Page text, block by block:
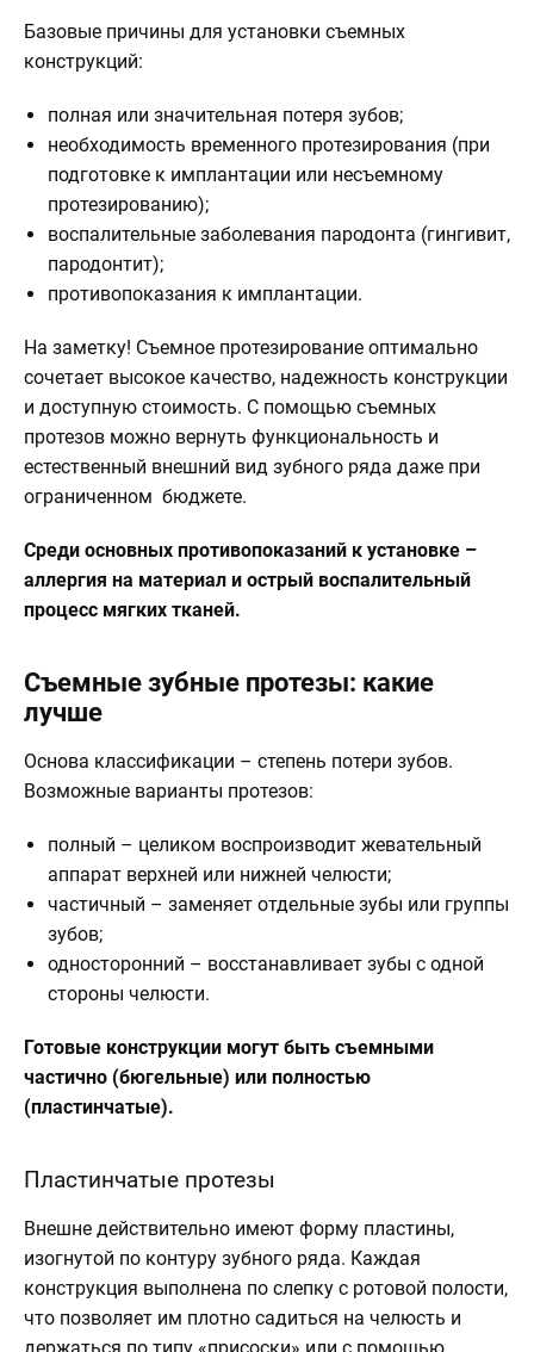
Базовые причины для установки съемных
конструкций:
полная или значительная потеря зубов;
необходимость временного протезирования (при
подготовке к имплантации или несъемному
протезированию);
воспалительные заболевания пародонта (гингивит,
пародонтит);
противопоказания к имплантации.
На заметку! Съемное протезирование оптимально
сочетает высокое качество, надежность конструкции
и доступную стоимость. С помощью съемных
протезов можно вернуть функциональность и
естественный внешний вид зубного ряда даже при
ограниченном бюджете.
Среди основных противопоказаний к установке –
аллергия на материал и острый воспалительный
процесс мягких тканей.
Съемные зубные протезы: какие
лучше
Основа классификации – степень потери зубов.
Возможные варианты протезов:
полный – целиком воспроизводит жевательный
аппарат верхней или нижней челюсти;
частичный – заменяет отдельные зубы или группы
зубов;
односторонний – восстанавливает зубы с одной
стороны челюсти.
Готовые конструкции могут быть съемными
частично (бюгельные) или полностью
(пластинчатые).
Пластинчатые протезы
Внешне действительно имеют форму пластины,
изогнутой по контуру зубного ряда. Каждая
конструкция выполнена по слепку с ротовой полости,
что позволяет им плотно садиться на челюсть и